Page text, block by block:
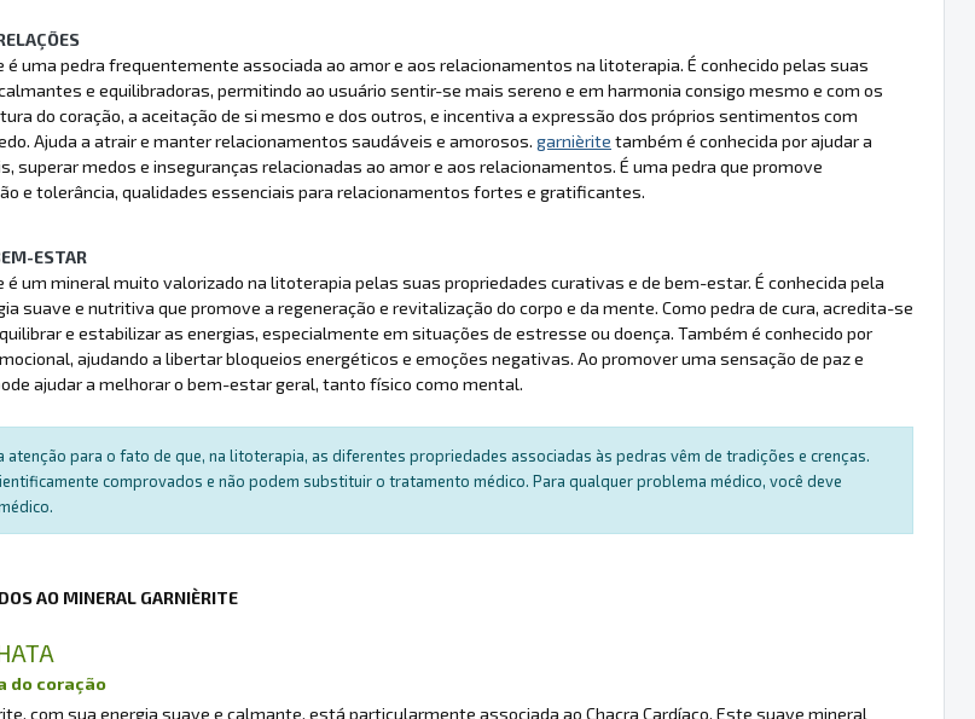
é uma pedra frequentemente associada ao amor e aos relacionamentos na litoterapia. É conhecido pelas suas
e equilibradoras, permitindo ao usuário sentir-se mais sereno e em harmonia consigo mesmo e com os
do coração, a aceitação de si mesmo e dos outros, e incentiva a expressão dos próprios sentimentos com
Ajuda a atrair e manter relacionamentos saudáveis e amorosos. garnièrite também é conhecida por ajudar a
superar medos e inseguranças relacionadas ao amor e aos relacionamentos. É uma pedra que promove
e tolerância, qualidades essenciais para relacionamentos fortes e gratificantes.
ESTAR
é um mineral muito valorizado na litoterapia pelas suas propriedades curativas e de bem-estar. É conhecida pela
suave e nutritiva que promove a regeneração e revitalização do corpo e da mente. Como pedra de cura, acredita-se
e estabilizar as energias, especialmente em situações de estresse ou doença. Também é conhecido por
ajudando a libertar bloqueios energéticos e emoções negativas. Ao promover uma sensação de paz e
ajudar a melhorar o bem-estar geral, tanto físico como mental.
atenção para o fato de que, na litoterapia, as diferentes propriedades associadas às pedras vêm de tradições e crenças.
comprovados e não podem substituir o tratamento médico. Para qualquer problema médico, você deve
AO MINERAL GARNIÈRITE
do coração
com sua energia suave e calmante, está particularmente associada ao Chacra Cardíaco. Este suave mineral